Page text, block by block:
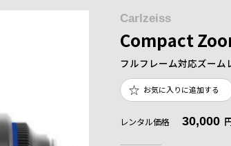
Carlzeiss
Compact
フルフレーム対応ズーム
お気に入りに追加する
レンタル価格 30,000